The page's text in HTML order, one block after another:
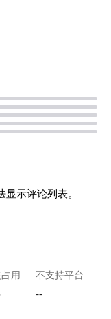
示评论列表。
用 不支持平台
--